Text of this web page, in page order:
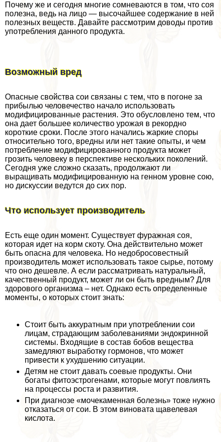
Почему же и сегодня многие сомневаются в том, что соя
полезна, ведь на лицо — высочайшее содержание в ней
полезных веществ. Давайте рассмотрим доводы против
употрeбления данного продукта.
Возможный вред
Опасные свойства сои связаны с тем, что в погоне за
прибылью человечество начало использовать
модифицированные растения. Это обусловлено тем, что
она дает большее количество урожая в рекордно
короткие сроки. После этого начались жаркие споры
относительно того, вредны или нет такие опыты, и чем
потрeбление модифицированного продукта может
грозить человеку в перспективе нескольких поколений.
Сегодня уже сложно сказать, продолжают ли
выращивать модифицированную на генном уровне сою,
но дискуссии ведутся до сих пор.
Что использует производитель
Есть еще один момент. Существует фуражная соя,
которая идет на корм скоту. Она действительно может
быть опасна для человека. Но недобросовестный
производитель может использовать такое сырье, потому
что оно дешевле. А если рассматривать натуральный,
качественный продукт, может ли он быть вредным? Для
здорового организма – нет. Однако есть определенные
моменты, о которых стоит знать:
Стоит быть аккуратным при употрeблении сои
лицам, страдающим заболеваниями эндокринной
системы. Входящие в состав бобов вещества
замедляют выработку гормонов, что может
привести к ухудшению ситуации.
Детям не стоит давать соевые продукты. Они
богаты фитоэстрогенами, которые могут повлиять
на процессы роста и развития.
При диагнозе «мочекаменная болезнь» тоже нужно
отказаться от сои. В этом виновата щавелевая
кислота.